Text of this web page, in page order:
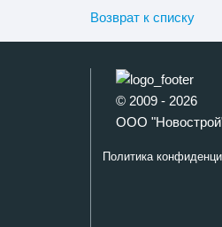
Возврат к списку
© 2009 - 2026
ООО
Политика